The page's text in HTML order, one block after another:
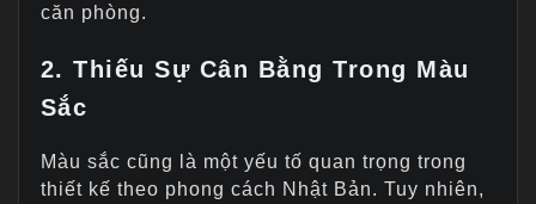
căn phòng.
2. Thiếu Sự Cân Bằng Trong Màu
Sắc
Màu sắc cũng là một yếu tố quan trọng trong
thiết kế theo phong cách Nhật Bản. Tuy nhiên,